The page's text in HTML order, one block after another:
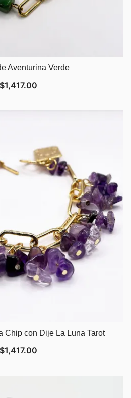
Aventurina Verde
$1,417.00
Chip con Dije La Luna Tarot
$1,417.00